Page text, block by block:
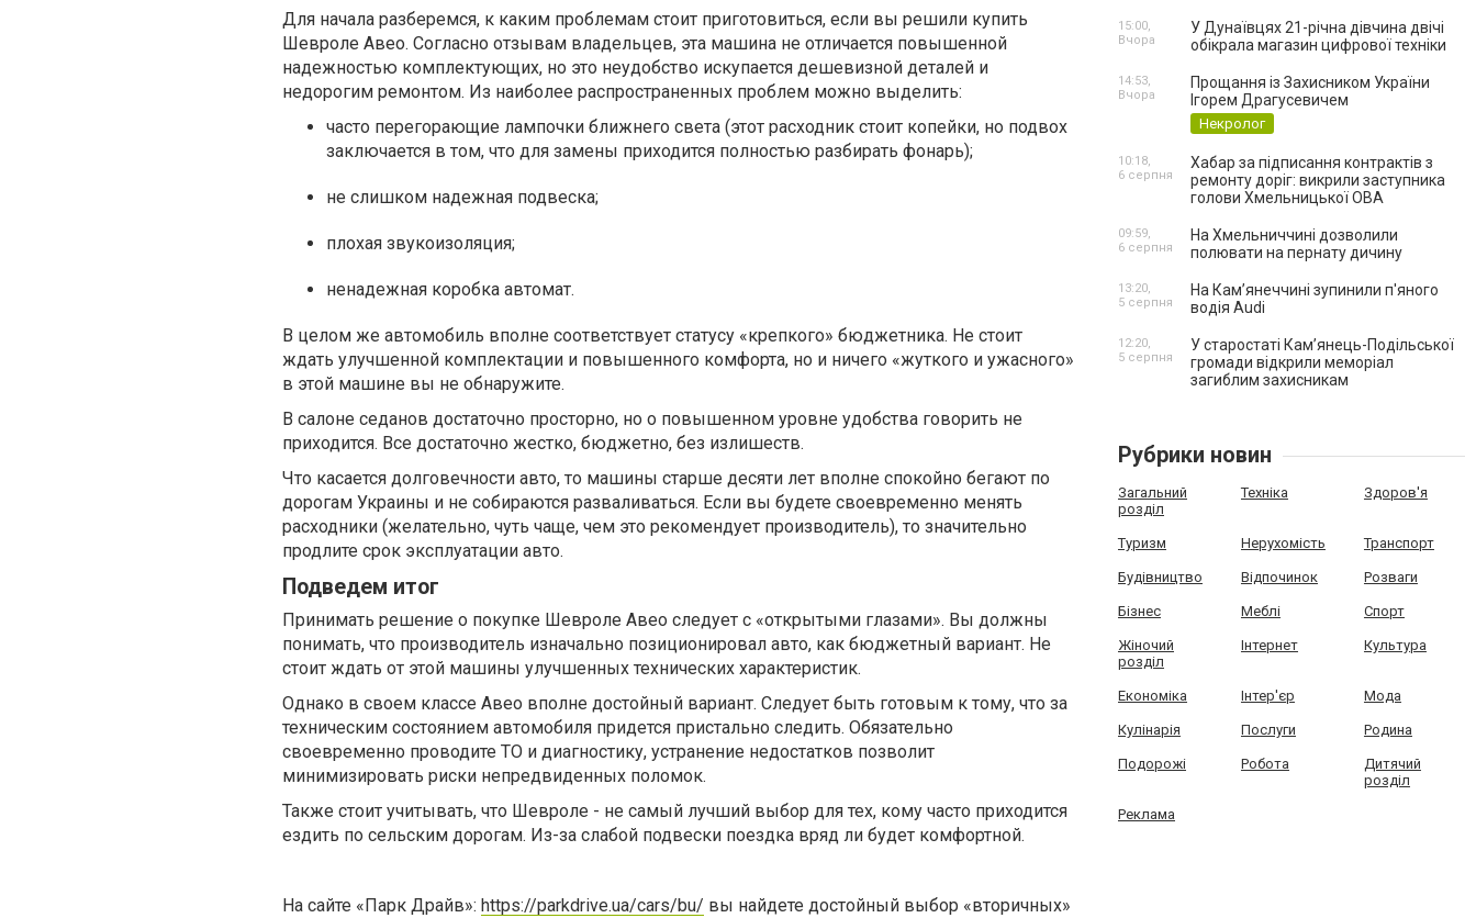
Для начала разберемся, к каким проблемам стоит приготовиться, если вы решили купить
Шевроле Авео. Согласно отзывам владельцев, эта машина не отличается повышенной
надежностью комплектующих, но это неудобство искупается дешевизной деталей и
недорогим ремонтом. Из наиболее распространенных проблем можно выделить:
часто перегорающие лампочки ближнего света (этот расходник стоит копейки, но подвох
заключается в том, что для замены приходится полностью разбирать фонарь);
не слишком надежная подвеска;
плохая звукоизоляция;
ненадежная коробка автомат.
В целом же автомобиль вполне соответствует статусу «крепкого» бюджетника. Не стоит
ждать улучшенной комплектации и повышенного комфорта, но и ничего «жуткого и ужасного»
в этой машине вы не обнаружите.
В салоне седанов достаточно просторно, но о повышенном уровне удобства говорить не
приходится. Все достаточно жестко, бюджетно, без излишеств.
Что касается долговечности авто, то машины старше десяти лет вполне спокойно бегают по
дорогам Украины и не собираются разваливаться. Если вы будете своевременно менять
расходники (желательно, чуть чаще, чем это рекомендует производитель), то значительно
продлите срок эксплуатации авто.
Подведем итог
Принимать решение о покупке Шевроле Авео следует с «открытыми глазами». Вы должны
понимать, что производитель изначально позиционировал авто, как бюджетный вариант. Не
стоит ждать от этой машины улучшенных технических характеристик.
Однако в своем классе Авео вполне достойный вариант. Следует быть готовым к тому, что за
техническим состоянием автомобиля придется пристально следить. Обязательно
своевременно проводите ТО и диагностику, устранение недостатков позволит
минимизировать риски непредвиденных поломок.
Также стоит учитывать, что Шевроле - не самый лучший выбор для тех, кому часто приходится
ездить по сельским дорогам. Из-за слабой подвески поездка вряд ли будет комфортной.
На сайте «Парк Драйв»: https://parkdrive.ua/cars/bu/ вы найдете достойный выбор «вторичных»
У Дунаївцях 21-річна дівчина двічі
обікрала магазин цифрової техніки
15:00,
Вчора
Прощання із Захисником України
Ігорем Драгусевичем
Некролог
14:53,
Вчора
Хабар за підписання контрактів з
ремонту доріг: викрили заступника
голови Хмельницької ОВА
10:18,
6 серпня
На Хмельниччині дозволили
полювати на пернату дичину
09:59,
6 серпня
На Камʼянеччині зупинили п'яного
водія Audi
13:20,
5 серпня
У старостаті Кам’янець-Подільської
громади відкрили меморіал
загиблим захисникам
12:20,
5 серпня
Рубрики новин
Загальний
розділ
Техніка Здоров'я
Туризм Нерухомість Транспорт
Будівництво Відпочинок Розваги
Бізнес Меблі Спорт
Жіночий
розділ
Інтернет Культура
Економіка Інтер'єр Мода
Кулінарія Послуги Родина
Подорожі Робота
Дитячий
розділ
Реклама